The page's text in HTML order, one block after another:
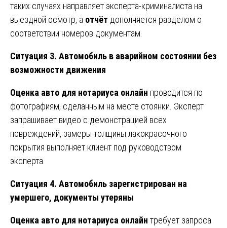
таких случаях направляет эксперта-криминалиста на
выездной осмотр, а отчёт дополняется разделом о
соответствии номеров документам.
Ситуация 3. Автомобиль в аварийном состоянии без
возможности движения
Оценка авто для нотариуса онлайн проводится по
фотографиям, сделанным на месте стоянки. Эксперт
запрашивает видео с демонстрацией всех
повреждений, замеры толщины лакокрасочного
покрытия выполняет клиент под руководством
эксперта.
Ситуация 4. Автомобиль зарегистрирован на
умершего, документы утеряны
Оценка авто для нотариуса онлайн требует запроса